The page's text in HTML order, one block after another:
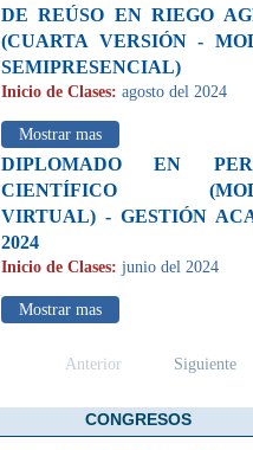
DE REÚSO EN RIEGO
(CUARTA VERSIÓN -
SEMIPRESENCIAL)
Inicio de Clases: agosto del 2024
Mostrar mas
DIPLOMADO EN
CIENTÍFICO
VIRTUAL) - GESTIÓN
2024
Inicio de Clases: junio del 2024
Mostrar mas
Anterior Siguiente
CONGRESOS